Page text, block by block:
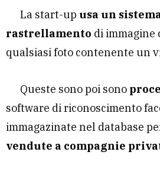
La start-up usa un
rastrellamento di immagine
qualsiasi foto contenente un
Queste sono poi sono
software di riconoscimento
immagazinate nel database
vendute a compagnie